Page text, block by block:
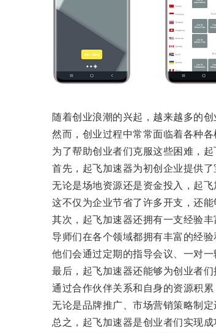
随着创业浪潮的兴起，越来越多的创
然而，创业过程中常常面临着各种各
为了帮助创业者们克服这些困难，起
首先，起飞加速器为初创企业提供了
无论是场地资源还是资金投入，起飞
这不仅为企业节省了许多开支，还能
其次，起飞加速器还拥有一支经验丰
导师们在各个领域都拥有丰富的经验
他们会通过定期的指导会议、一对一
最后，起飞加速器还能够为创业者们
通过合作伙伴关系和自身的资源积累
无论是品牌推广、市场营销策略制定
总之，起飞加速器是创业者们实现成